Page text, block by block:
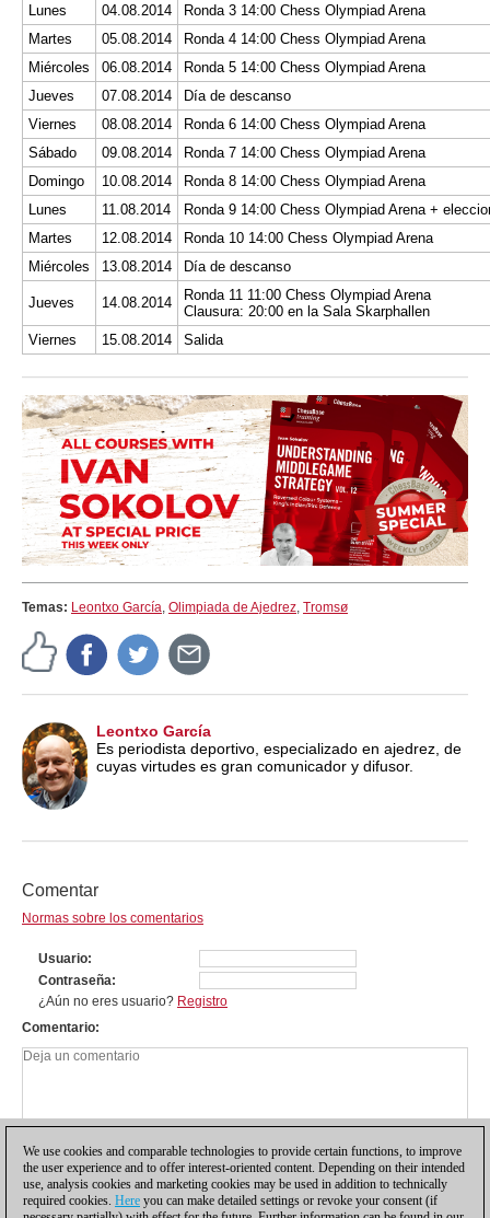
Lunes
04.08.2014
Ronda 3 14:00 Chess Olympiad Arena
Martes
05.08.2014
Ronda 4 14:00 Chess Olympiad Arena
Miércoles
06.08.2014
Ronda 5 14:00 Chess Olympiad Arena
Jueves
07.08.2014
Día de descanso
Viernes
08.08.2014
Ronda 6 14:00 Chess Olympiad Arena
Sábado
09.08.2014
Ronda 7 14:00 Chess Olympiad Arena
Domingo
10.08.2014
Ronda 8 14:00 Chess Olympiad Arena
Lunes
11.08.2014
Ronda 9 14:00 Chess Olympiad Arena +
Martes
12.08.2014
Ronda 10 14:00 Chess Olympiad Arena
Miércoles
13.08.2014 Día de descanso
Jueves 14.08.2014
Ronda 11 11:00 Chess Olympiad Arena
Clausura: 20:00 en la Sala Skarphallen
Viernes
15.08.2014 Salida
Temas: Leontxo García, Olimpiada de Ajedrez, Tromsø
Leontxo García
Es periodista deportivo, especializado en ajedrez, de
cuyas virtudes es gran comunicador y difusor.
Comentar
Normas sobre los comentarios
Usuario
Contraseña
¿Aún no eres usuario? Registro
Comentario
We use cookies and comparable technologies to provide certain functions, to improve
the user experience and to offer interest-oriented content. Depending on their intended
use, analysis cookies and marketing cookies may be used in addition to technically
required cookies. Here you can make detailed settings or revoke your consent (if